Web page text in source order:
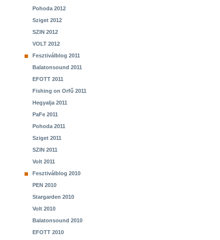
Pohoda 2012
Sziget 2012
SZIN 2012
VOLT 2012
Fesztiválblog 2011
Balatonsound 2011
EFOTT 2011
Fishing on Orfű 2011
Hegyalja 2011
PaFe 2011
Pohoda 2011
Sziget 2011
SZIN 2011
Volt 2011
Fesztiválblog 2010
PEN 2010
Stargarden 2010
Volt 2010
Balatonsound 2010
EFOTT 2010